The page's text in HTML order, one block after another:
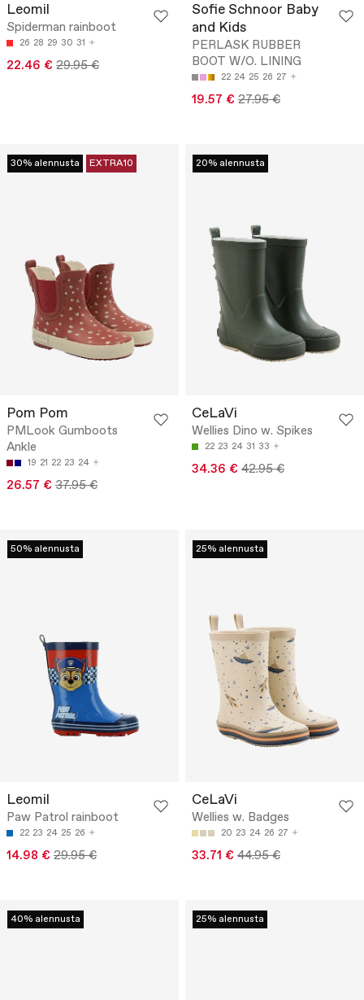
Leomil
Spiderman rainboot
26 28 29 30 31
22.46 € 29.95 €
Sofie Schnoor Baby
and Kids
PERLASK RUBBER
BOOT W/O. LINING
22 24 25 26 27
19.57 € 27.95 €
30% alennusta EXTRA10
Pom Pom
PMLook Gumboots
Ankle
19 21 22 23 24
26.57 € 37.95 €
20% alennusta
CeLaVi
Wellies Dino w. Spikes
22 23 24 31 33
34.36 € 42.95 €
50% alennusta
Leomil
Paw Patrol rainboot
22 23 24 25 26
14.98 € 29.95 €
25% alennusta
CeLaVi
Wellies w. Badges
20 23 24 26 27
33.71 € 44.95 €
40% alennusta 25% alennusta